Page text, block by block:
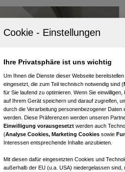
mit Blick auf das
Ihre Privatsphäre ist uns wichtig
Um Ihnen die Dienste dieser Webseite
eingesetzt, die zum Teil technisch notwendig sind (
für Sie laufend zu optimieren. Wenn Sie
auf Ihrem Gerät speichern und darauf zugreifen,
durch die Verarbeitung personenbezogener
werden. Diese Präferenzen werden unseren
Einwilligung vorausgesetzt werden auch
(Analyse Cookies, Marketing Cookies sowie
Interessen entsprechende Inhalte anzubieten.
Mit diesen dafür eingesetzten Cookies und
außerhalb der EU (u.a. USA) niedergelassen